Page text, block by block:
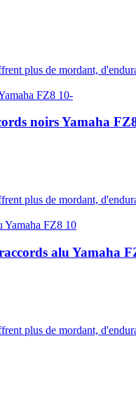
plus de mordant,
noirs Yamaha
plus de mordant,
alu Yamaha
plus de mordant,